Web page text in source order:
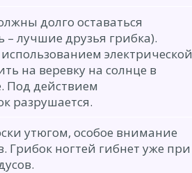
долго оставаться
лучшие друзья грибка).
электрической
на веревку на солнце в
Под действием
разрушается.
утюгом, особое внимание
Грибок ногтей гибнет уже при